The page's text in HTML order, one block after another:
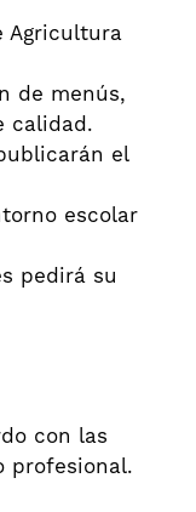
Agricultura
de menús,
calidad.
el
escolar
pedirá su
con las
profesional.